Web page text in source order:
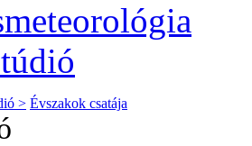
> Évszakok csatája